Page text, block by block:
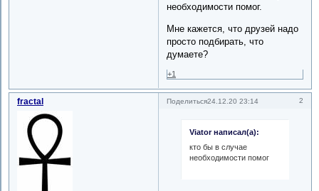
необходимости помог.
Мне кажется, что друзей надо
просто подбирать, что
думаете?
+1
Поделиться 2
24.12.20 23:14
fractal
Viator написал(а):
кто бы в случае
необходимости помог